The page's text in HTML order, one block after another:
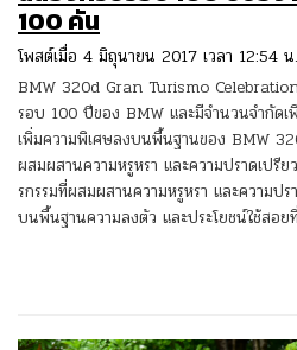
100 คัน
โพสต์เมื่อ 4 มิถุนายน 2017 เวลา 12:54 น
BMW 320d Gran Turismo
รอบ 100 ปีของ BMW และมีจำนวนจำกัด
เพิ่มความพิเศษลงบนพื้นฐานของ BMW
ผสมผสานความหรูหรา และความปราดเปรี
รกรรมที่ผสมผสานความหรูหรา และความป
บนพื้นฐานความลงตัว และประโยชน์ใช้สอย